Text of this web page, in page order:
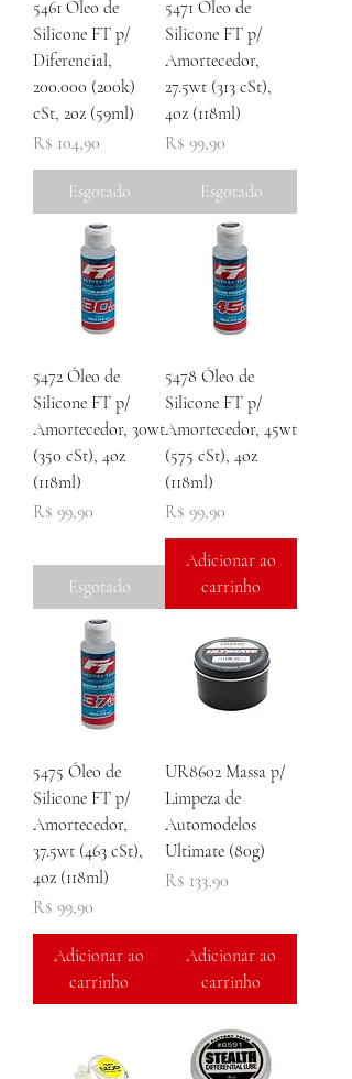
5461 Óleo de
Silicone FT p/
Diferencial,
200.000 (200k)
cSt, 2oz (59ml)
Preço
R$ 104,90
Esgotado
5471 Óleo de
Silicone FT p/
Amortecedor,
27.5wt (313 cSt),
4oz (118ml)
Preço
R$ 99,90
Esgotado
5472 Óleo de
Silicone FT p/
Amortecedor, 30wt
(350 cSt), 4oz
(118ml)
Preço
R$ 99,90
Esgotado
5478 Óleo de
Silicone FT p/
Amortecedor, 45wt
(575 cSt), 4oz
(118ml)
Preço
R$ 99,90
Adicionar ao
carrinho
5475 Óleo de
Silicone FT p/
Amortecedor,
37.5wt (463 cSt),
4oz (118ml)
Preço
R$ 99,90
Adicionar ao
carrinho
UR8602 Massa p/
Limpeza de
Automodelos
Ultimate (80g)
Preço
R$ 133,90
Adicionar ao
carrinho